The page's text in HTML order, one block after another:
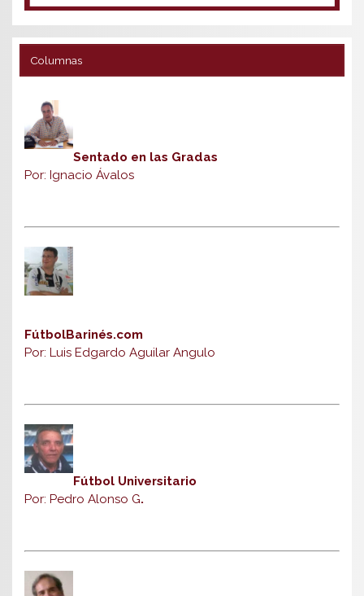
Columnas
Sentado en las Gradas
Por: Ignacio Ávalos
FútbolBarinés.com
Por: Luis Edgardo Aguilar Angulo
Fútbol Universitario
Por: Pedro Alonso G.